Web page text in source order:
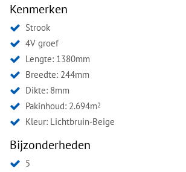
Kenmerken
Strook
4V groef
Lengte: 1380mm
Breedte: 244mm
Dikte: 8mm
Pakinhoud: 2.694m2
Kleur: Lichtbruin-Beige
Bijzonderheden
5